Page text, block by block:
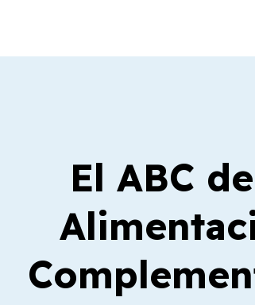
El ABC